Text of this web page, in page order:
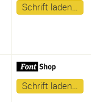
Schrift laden…
Schrift laden…